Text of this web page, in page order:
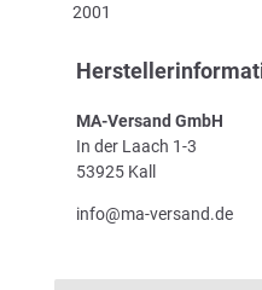
2001
MA-Versand GmbH
In der Laach 1-3
53925 Kall
info@ma-versand.de